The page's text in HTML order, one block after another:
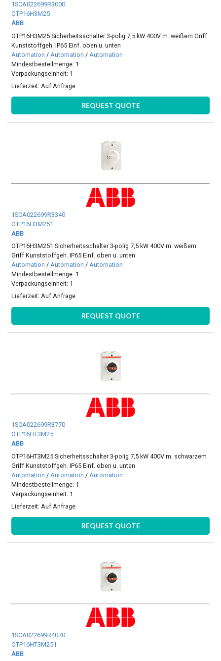
1SCA022699R3000
OTP16H3M25
ABB
OTP16H3M25 Sicherheitsschalter 3-polig 7,5 kW 400V m. weißem Griff
Kunststoffgeh. IP65 Einf. oben u. unten
Automation / Automation / Automation
Mindestbestellmenge: 1
Verpackungseinheit: 1
Lieferzeit: Auf Anfrage
REQUEST QUOTE
1SCA022699R3340
OTP16H3M251
ABB
OTP16H3M251 Sicherheitsschalter 3-polig 7,5 kW 400V m. weißem
Griff Kunststoffgeh. IP65 Einf. oben u. unten
Automation /Automation /Automation
Mindestbestellmenge: 1
Verpackungseinheit: 1
Lieferzeit:Auf Anfrage
REQUEST QUOTE
1SCA022699R3770
OTP16HT3M25
ABB
OTP16HT3M25 Sicherheitsschalter 3-polig 7,5 kW 400V m. schwarzem
Griff Kunststoffgeh. IP65 Einf. oben u. unten
Automation / Automation / Automation
Mindestbestellmenge: 1
Verpackungseinheit: 1
Lieferzeit: Auf Anfrage
REQUEST QUOTE
1SCA022699R4070
OTP16HT3M251
ABB